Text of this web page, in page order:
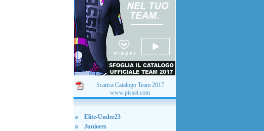
Scarica Catalogo Team 2017
www.pissei.com
Elite-Under23
Juniores